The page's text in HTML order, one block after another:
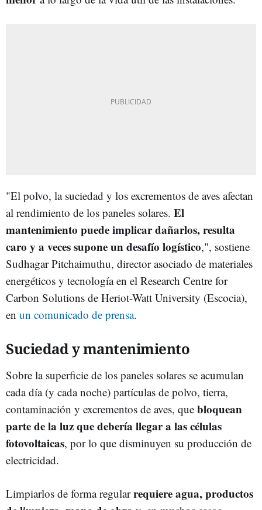
"El polvo, la suciedad y los excrementos de aves afectan
al rendimiento de los paneles solares. El
mantenimiento puede implicar dañarlos, resulta
caro y a veces supone un desafío logístico,", sostiene
Sudhagar Pitchaimuthu, director asociado de materiales
energéticos y tecnología en el Research Centre for
Carbon Solutions de Heriot-Watt University (Escocia),
en un comunicado de prensa.
Suciedad y mantenimiento
Sobre la superficie de los paneles solares se acumulan
cada día (y cada noche) partículas de polvo, tierra,
contaminación y excrementos de aves, que bloquean
parte de la luz que debería llegar a las células
fotovoltaicas, por lo que disminuyen su producción de
electricidad.
Limpiarlos de forma regularrequiere agua, productos